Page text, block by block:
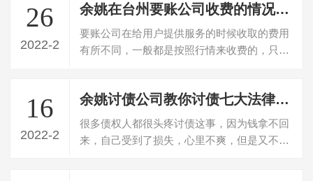
26
2022-2
余姚在台州要账公司收费的情况是怎样的
要账公司在给用户提供服务的时候收取的费用
有所不同，一般都是按照行情来收费的，只要
16
2022-2
余姚讨债公司教你讨债七大法律知识
很多债权人都很头疼讨债这事，因为钱拿不回
来，自己受到了损失，心里不爽，但是又不想